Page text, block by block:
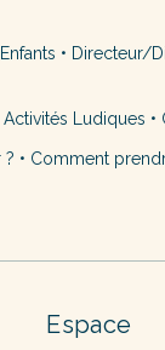
• Directeur/
Ludiques •
? • Comment
Espace